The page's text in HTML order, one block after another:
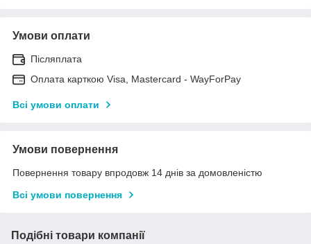
Умови оплати
Післяплата
Оплата карткою Visa, Mastercard - WayForPay
Всі умови оплати
Умови повернення
Повернення товару впродовж 14 днів за домовленістю
Всі умови повернення
Подібні товари компанії